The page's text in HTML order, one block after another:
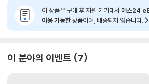
이 상품은 구매 후 지원 기기에서 예스24
이용 가능한 상품이며, 배송되지 않습니다.
이 분야의 이벤트 7